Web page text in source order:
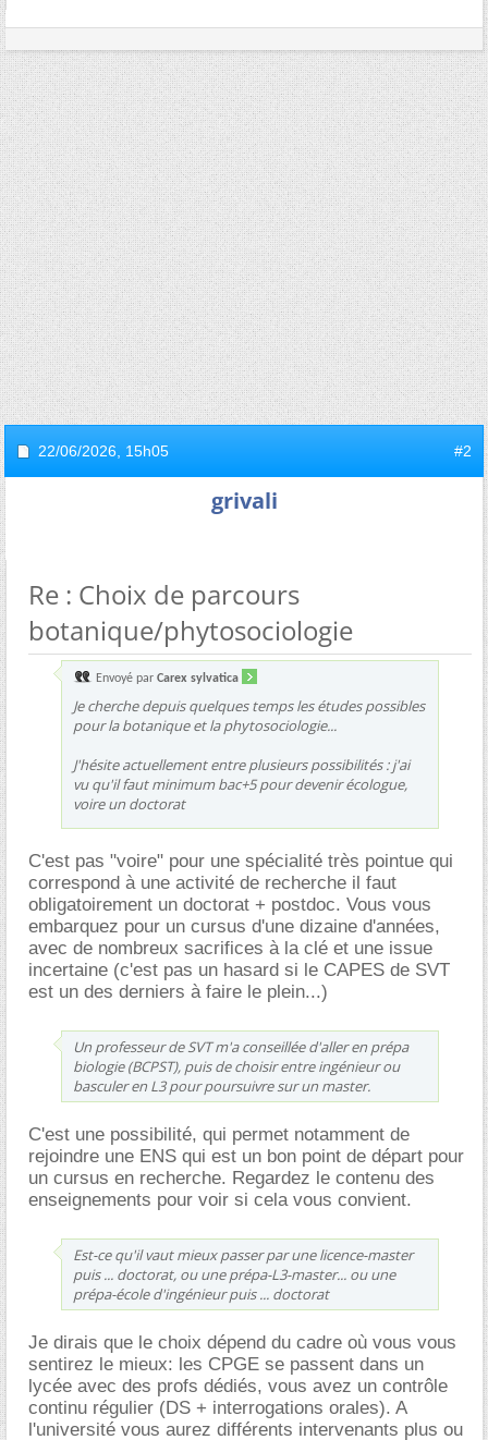
22/06/2026, 15h05 #2
grivali
Re : Choix de parcours
botanique/phytosociologie
Envoyé par Carex sylvatica
Je cherche depuis quelques temps les études possibles
pour la botanique et la phytosociologie...
J'hésite actuellement entre plusieurs possibilités : j'ai
vu qu'il faut minimum bac+5 pour devenir écologue,
voire un doctorat
C'est pas "voire" pour une spécialité très pointue qui
correspond à une activité de recherche il faut
obligatoirement un doctorat + postdoc. Vous vous
embarquez pour un cursus d'une dizaine d'années,
avec de nombreux sacrifices à la clé et une issue
incertaine (c'est pas un hasard si le CAPES de SVT
est un des derniers à faire le plein...)
Un professeur de SVT m'a conseillée d'aller en prépa
biologie (BCPST), puis de choisir entre ingénieur ou
basculer en L3 pour poursuivre sur un master.
C'est une possibilité, qui permet notamment de
rejoindre une ENS qui est un bon point de départ pour
un cursus en recherche. Regardez le contenu des
enseignements pour voir si cela vous convient.
Est-ce qu'il vaut mieux passer par une licence-master
puis ... doctorat, ou une prépa-L3-master... ou une
prépa-école d'ingénieur puis ... doctorat
Je dirais que le choix dépend du cadre où vous vous
sentirez le mieux: les CPGE se passent dans un
lycée avec des profs dédiés, vous avez un contrôle
continu régulier (DS + interrogations orales). A
l'université vous aurez différents intervenants plus ou